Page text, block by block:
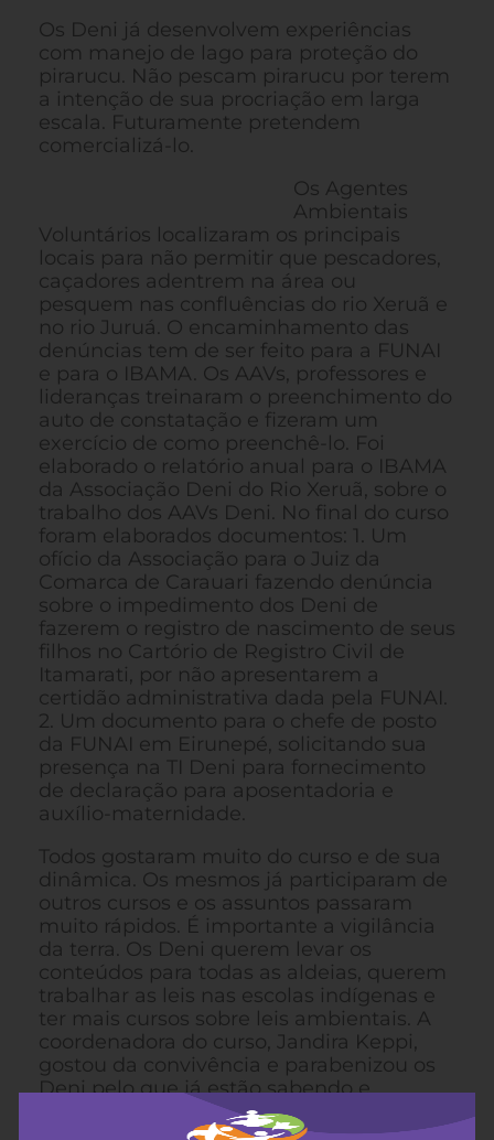
Os Deni já desenvolvem experiências
com manejo de lago para proteção do
pirarucu. Não pescam pirarucu por terem
a intenção de sua procriação em larga
escala. Futuramente pretendem
comercializá-lo.
Os Agentes
Ambientais
Voluntários localizaram os principais
locais para não permitir que pescadores,
caçadores adentrem na área ou
pesquem nas confluências do rio Xeruã e
no rio Juruá. O encaminhamento das
denúncias tem de ser feito para a FUNAI
e para o IBAMA. Os AAVs, professores e
lideranças treinaram o preenchimento do
auto de constatação e fizeram um
exercício de como preenchê-lo. Foi
elaborado o relatório anual para o IBAMA
da Associação Deni do Rio Xeruã, sobre o
trabalho dos AAVs Deni. No final do curso
foram elaborados documentos: 1. Um
ofício da Associação para o Juiz da
Comarca de Carauari fazendo denúncia
sobre o impedimento dos Deni de
fazerem o registro de nascimento de seus
filhos no Cartório de Registro Civil de
Itamarati, por não apresentarem a
certidão administrativa dada pela FUNAI.
2. Um documento para o chefe de posto
da FUNAI em Eirunepé, solicitando sua
presença na TI Deni para fornecimento
de declaração para aposentadoria e
auxílio-maternidade.
Todos gostaram muito do curso e de sua
dinâmica. Os mesmos já participaram de
outros cursos e os assuntos passaram
muito rápidos. É importante a vigilância
da terra. Os Deni querem levar os
conteúdos para todas as aldeias, querem
trabalhar as leis nas escolas indígenas e
ter mais cursos sobre leis ambientais. A
coordenadora do curso, Jandira Keppi,
gostou da convivência e parabenizou os
Deni pelo que já estão sabendo e
realizando a respeito da proteção e
vigilância da terra. Ninguém pode parar,